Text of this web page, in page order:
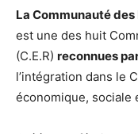
La Communauté
est une des huit
(C.E.R) reconnues
l’intégration dans le
économique, sociale